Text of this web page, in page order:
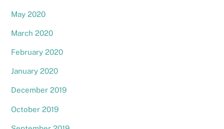
May 2020
March 2020
February 2020
January 2020
December 2019
October 2019